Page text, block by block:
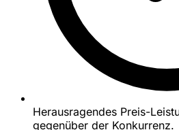
Herausragendes Preis-
gegenüber der Konkurrenz.